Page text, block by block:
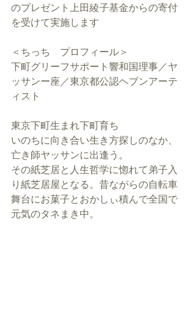
のプレゼント上田綾子基金からの寄付
を受けて実施します
＜ちっち　プロフィール＞
下町グリーフサポート響和国理事／ヤ
ッサンー座／東京都公認ヘブンアーテ
ィスト
東京下町生まれ下町育ち
​いのちに向き合い生き方探しのなか、
亡き師ヤッサンに出逢う。
その紙芝居と人生哲学に惚れて弟子入
り紙芝居屋となる。昔ながらの自転車
舞台にお菓子とおかしぃ積んで全国で
元気のタネまき中。